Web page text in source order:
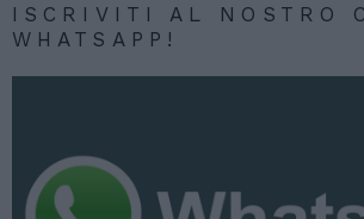
ISCRIVITI AL NOSTRO
WHATSAPP!